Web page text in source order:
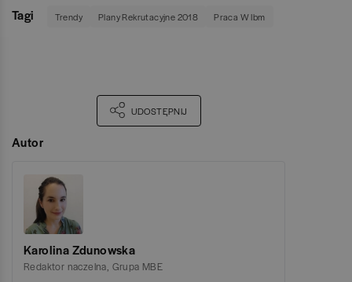
Tagi Trendy Plany Rekrutacyjne 2018 Praca W Ibm
UDOSTĘPNIJ
Autor
Karolina Zdunowska
Redaktor naczelna, Grupa MBE